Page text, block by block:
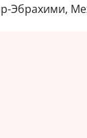
Эбрахими,